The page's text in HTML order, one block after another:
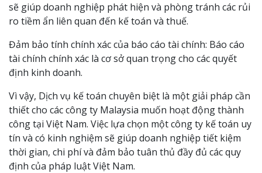
sẽ giúp doanh nghiệp phát hiện và phòng tránh các rủi
ro tiềm ẩn liên quan đến kế toán và thuế.
Đảm bảo tính chính xác của báo cáo tài chính: Báo cáo
tài chính chính xác là cơ sở quan trọng cho các quyết
định kinh doanh.
Vì vậy, Dịch vụ kế toán chuyên biệt là một giải pháp cần
thiết cho các công ty Malaysia muốn hoạt động thành
công tại Việt Nam. Việc lựa chọn một công ty kế toán uy
tín và có kinh nghiệm sẽ giúp doanh nghiệp tiết kiệm
thời gian, chi phí và đảm bảo tuân thủ đầy đủ các quy
định của pháp luật Việt Nam.